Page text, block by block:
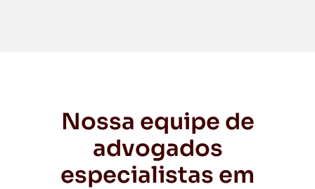
Nossa equipe de
advogados
especialistas em